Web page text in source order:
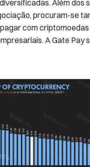
Além dos
procuram-se
com
A Gate Pay